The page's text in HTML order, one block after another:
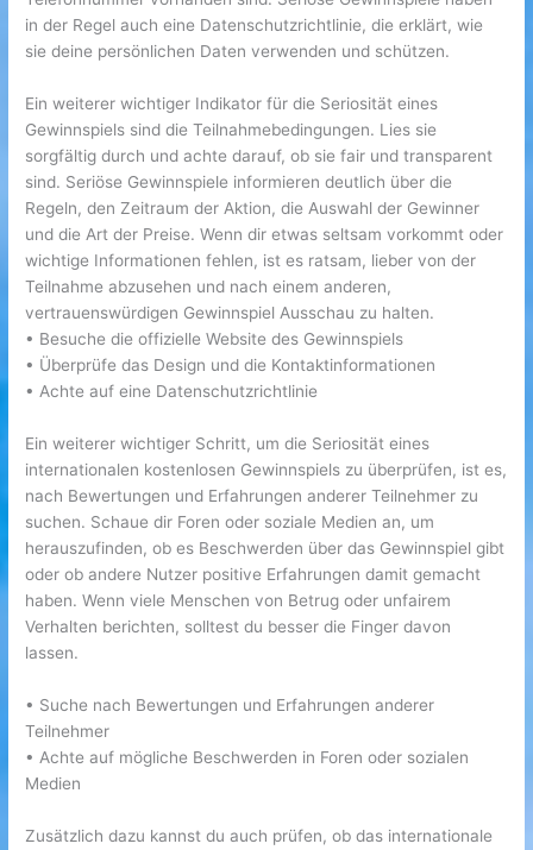
in der Regel auch eine Datenschutzrichtlinie, die erklärt, wie
sie deine persönlichen Daten verwenden und schützen.
Ein weiterer wichtiger Indikator für die Seriosität eines
Gewinnspiels sind die Teilnahmebedingungen. Lies sie
sorgfältig durch und achte darauf, ob sie fair und transparent
sind. Seriöse Gewinnspiele informieren deutlich über die
Regeln, den Zeitraum der Aktion, die Auswahl der Gewinner
und die Art der Preise. Wenn dir etwas seltsam vorkommt oder
wichtige Informationen fehlen, ist es ratsam, lieber von der
Teilnahme abzusehen und nach einem anderen,
vertrauenswürdigen Gewinnspiel Ausschau zu halten.
• Besuche die offizielle Website des Gewinnspiels
• Überprüfe das Design und die Kontaktinformationen
• Achte auf eine Datenschutzrichtlinie
Ein weiterer wichtiger Schritt, um die Seriosität eines
internationalen kostenlosen Gewinnspiels zu überprüfen, ist es,
nach Bewertungen und Erfahrungen anderer Teilnehmer zu
suchen. Schaue dir Foren oder soziale Medien an, um
herauszufinden, ob es Beschwerden über das Gewinnspiel gibt
oder ob andere Nutzer positive Erfahrungen damit gemacht
haben. Wenn viele Menschen von Betrug oder unfairem
Verhalten berichten, solltest du besser die Finger davon
lassen.
• Suche nach Bewertungen und Erfahrungen anderer
Teilnehmer
• Achte auf mögliche Beschwerden in Foren oder sozialen
Medien
Zusätzlich dazu kannst du auch prüfen, ob das internationale